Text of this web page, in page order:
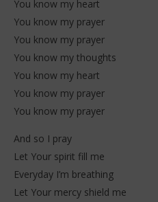
You know my heart
You know my prayer
You know my prayer
You know my thoughts
You know my heart
You know my prayer
You know my prayer
And so I pray
Let Your spirit fill me
Everyday I’m breathing
Let Your mercy shield me